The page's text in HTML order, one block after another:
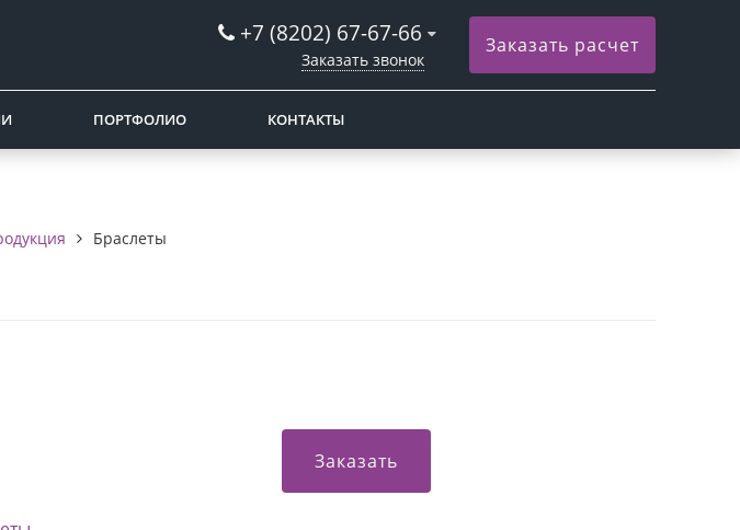
+7 (8202) 67-67-66
Заказать звонок
Заказать расчет
ПОРТФОЛИО КОНТАКТЫ
Браслеты
Заказать